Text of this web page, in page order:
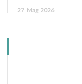
27 Mag 2026